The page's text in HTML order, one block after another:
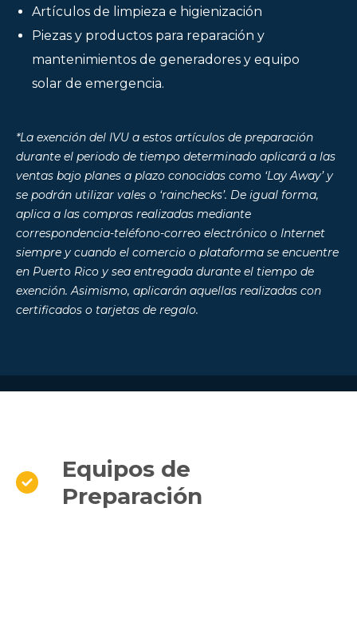
Artículos de limpieza e higienización
Piezas y productos para reparación y
mantenimientos de generadores y equipo
solar de emergencia.
*La exención del IVU a estos artículos de preparación
durante el periodo de tiempo determinado aplicará a las
ventas bajo planes a plazo conocidas como ‘Lay Away’ y
se podrán utilizar vales o ‘rainchecks’. De igual forma,
aplica a las compras realizadas mediante
correspondencia-teléfono-correo electrónico o Internet
siempre y cuando el comercio o plataforma se encuentre
en Puerto Rico y sea entregada durante el tiempo de
exención. Asimismo, aplicarán aquellas realizadas con
certificados o tarjetas de regalo.

Equipos de
Preparación